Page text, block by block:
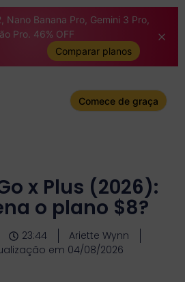
Nano Banana Pro, Gemini 3 Pro,
Pro. 46% OFF
Comparar planos
Comece de graça
x Plus (2026):
o plano $8?
23:44
Ariette Wynn
em 04/08/2026